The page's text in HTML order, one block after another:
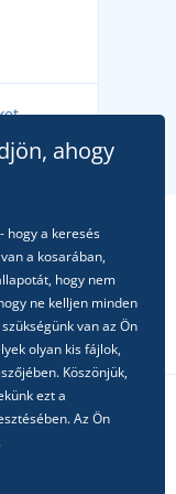
- készüljön
ahogy
hogy a keresés
a kosarában,
hogy nem
ne kelljen minden
van az Ön
olyan kis fájlok,
Köszönjük,
ezt a
Az Ön